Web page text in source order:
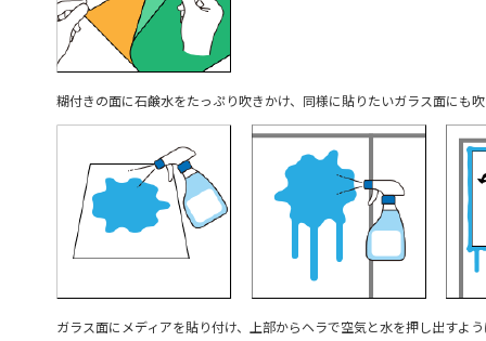
糊付きの面に石鹸水をたっぷり吹きかけ、同様に貼りたいガラス面にも
ガラス面にメディアを貼り付け、上部からヘラで空気と水を押し出すよ